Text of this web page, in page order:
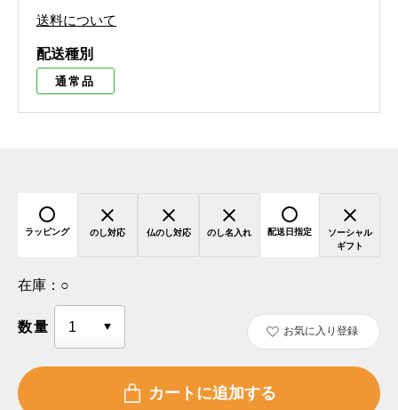
送料について
配送種別
通常品
ラッピング のし対応 仏のし対応 のし名入れ 配送日指定
ソーシャル
ギフト
在庫： ○
数量 お気に入り登録